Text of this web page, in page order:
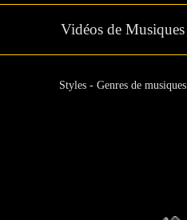
Vidéos de Musiques
Styles - Genres de musiques